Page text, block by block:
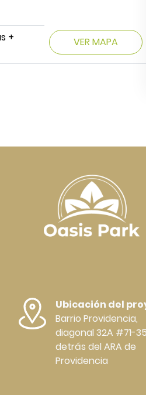
+
VER MAPA
Ubicación del
Barrio Providencia,
diagonal 32A #71-
detrás del ARA de
Providencia